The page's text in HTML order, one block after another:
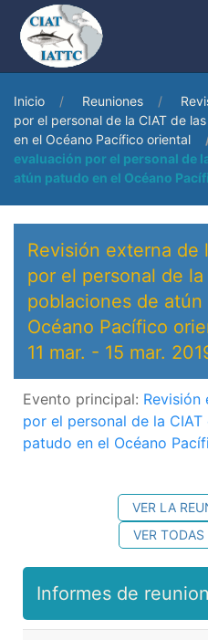
Inicio Reuniones
por el personal de la CIAT de
en el Océano Pacífico oriental
evaluación por el personal de
atún patudo en el Océano
Revisión externa de
por el personal de la
poblaciones de
Océano Pacífico
11 mar. - 15 mar.
Evento principal: Revisión
por el personal de la
patudo en el Océano
VER LA
VER
Informes de